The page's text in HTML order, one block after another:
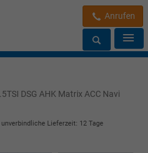
Anrufen
DSG AHK Matrix ACC Navi
unverbindliche Lieferzeit: 12 Tage